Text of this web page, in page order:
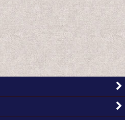
絞り込む